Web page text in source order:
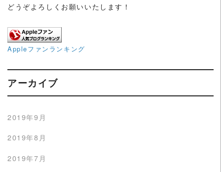
どうぞよろしくお願いいたします！
Appleファンランキング
アーカイブ
2019年9月
2019年8月
2019年7月